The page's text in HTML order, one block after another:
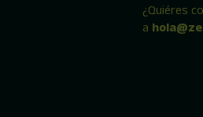
¿Quiéres
a